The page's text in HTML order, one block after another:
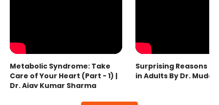
Metabolic Syndrome: Take
Care of Your Heart (Part - 1) |
Dr. Ajay Kumar Sharma
Surprising Reasons
in Adults By Dr.